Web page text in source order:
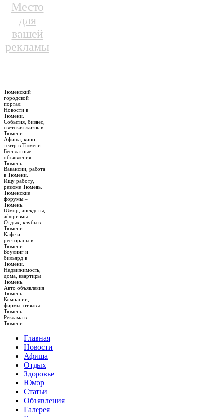
Место
для
вашей
рекламы
Тюменский
городской
портал.
Новости в
Тюмени.
События, бизнес,
светская жизнь в
Тюмени.
Афиша, кино,
театр в Тюмени.
Бесплатные
объявления
Тюмень.
Вакансии, работа
в Тюмени.
Ищу работу,
резюме Тюмень.
Тюменские
форумы –
Тюмень.
Юмор, анекдоты,
афоризмы.
Отдых, клубы в
Тюмени.
Кафе и
рестораны в
Тюмени.
Боулинг и
бильярд в
Тюмени.
Недвижимость,
дома, квартиры
Тюмень.
Авто объявления
Тюмень.
Компании,
фирмы, отзывы
Тюмень.
Реклама в
Тюмени.
Главная
Новости
Афиша
Отдых
Здоровье
Юмор
Статьи
Объявления
Галерея